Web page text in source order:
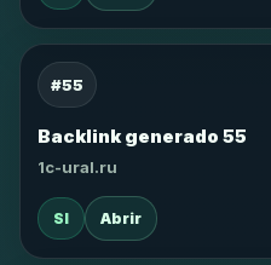
#55
Backlink generado 55
1c-ural.ru
SI Abrir